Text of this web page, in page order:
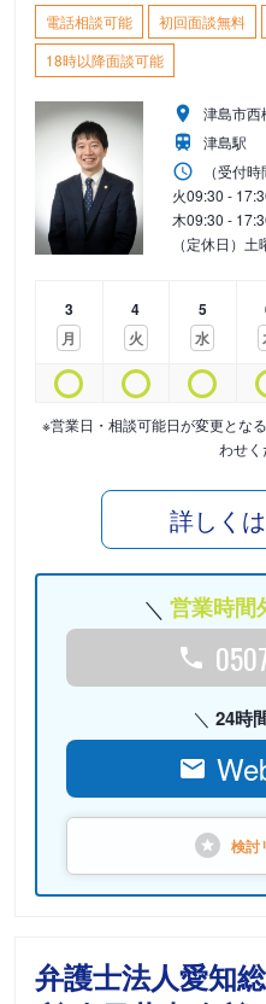
電話相談可能 初回面談無料
18時以降面談可能
津島市
津島駅
（受付時
火09:30 -
木09:30 -
（定休日）
3
月
4
火
5
水
※営業日・相談可能日が変更とな
わせく
詳しく
営業時間
24時
検討
弁護士法人愛知